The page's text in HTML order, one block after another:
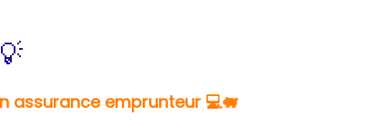
assurance emprunteur 💻🐖